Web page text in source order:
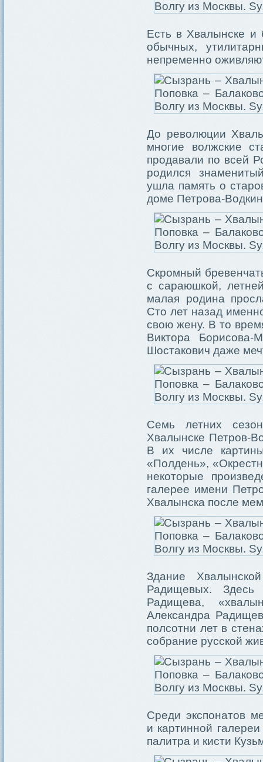
Есть в Хвалынске и
обычных,
непременно
До революции
многие волжские
продавали по всей
родился
ушла память о
доме Петрова-
Скромный
с сараюшкой,
малая родина
Сто лет назад
свою жену. В то
Виктора
Шостакович даже
Семь летних
Хвалынске Петров-
В их числе
«Полдень»,
некоторые
галерее имени
Хвалынска после
Здание
Радищевых. Здесь
Радищева,
Александра
полсотни лет в
собрание русской
Среди экспонатов
и картинной
палитра и кисти